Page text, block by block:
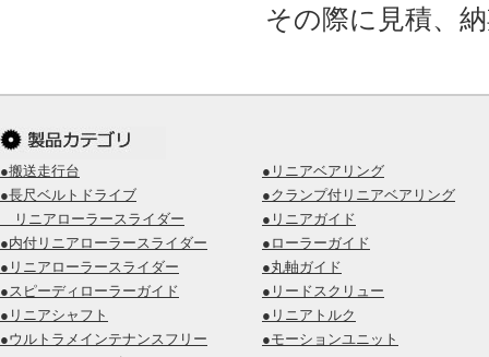
その際に見積、
●搬送走行台
●長尺ベルトドライブ
リニアローラースライダー
●内付リニアローラースライダー
●リニアローラースライダー
●スピーディローラーガイド
●リニアシャフト
●ウルトラメインテナンスフリー
●リニアベアリング
●クランプ付リニアベアリング
●リニアガイド
●ローラーガイド
●丸軸ガイド
●リードスクリュー
●リニアトルク
●モーションユニット